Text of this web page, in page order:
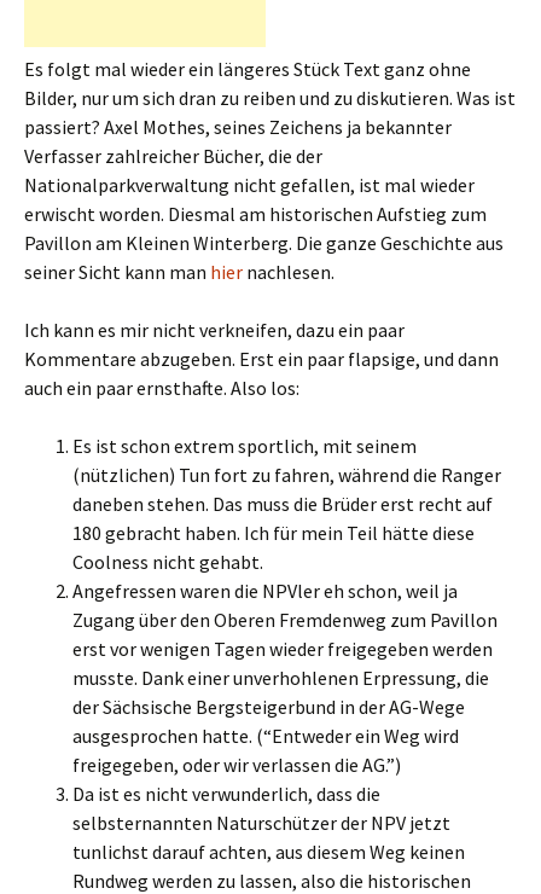
Es folgt mal wieder ein längeres Stück Text ganz ohne
Bilder, nur um sich dran zu reiben und zu diskutieren. Was ist
passiert? Axel Mothes, seines Zeichens ja bekannter
Verfasser zahlreicher Bücher, die der
Nationalparkverwaltung nicht gefallen, ist mal wieder
erwischt worden. Diesmal am historischen Aufstieg zum
Pavillon am Kleinen Winterberg. Die ganze Geschichte aus
seiner Sicht kann man hier nachlesen.
Ich kann es mir nicht verkneifen, dazu ein paar
Kommentare abzugeben. Erst ein paar flapsige, und dann
auch ein paar ernsthafte. Also los:
Es ist schon extrem sportlich, mit seinem
(nützlichen) Tun fort zu fahren, während die Ranger
daneben stehen. Das muss die Brüder erst recht auf
180 gebracht haben. Ich für mein Teil hätte diese
Coolness nicht gehabt.
Angefressen waren die NPVler eh schon, weil ja
Zugang über den Oberen Fremdenweg zum Pavillon
erst vor wenigen Tagen wieder freigegeben werden
musste. Dank einer unverhohlenen Erpressung, die
der Sächsische Bergsteigerbund in der AG-Wege
ausgesprochen hatte. (“Entweder ein Weg wird
freigegeben, oder wir verlassen die AG.”)
Da ist es nicht verwunderlich, dass die
selbsternannten Naturschützer der NPV jetzt
tunlichst darauf achten, aus diesem Weg keinen
Rundweg werden zu lassen, also die historischen